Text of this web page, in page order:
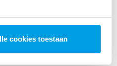
cookies toestaan